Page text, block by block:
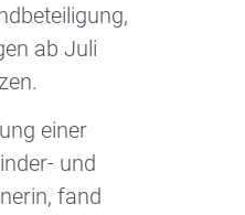
ab Juli
einer
und
fand